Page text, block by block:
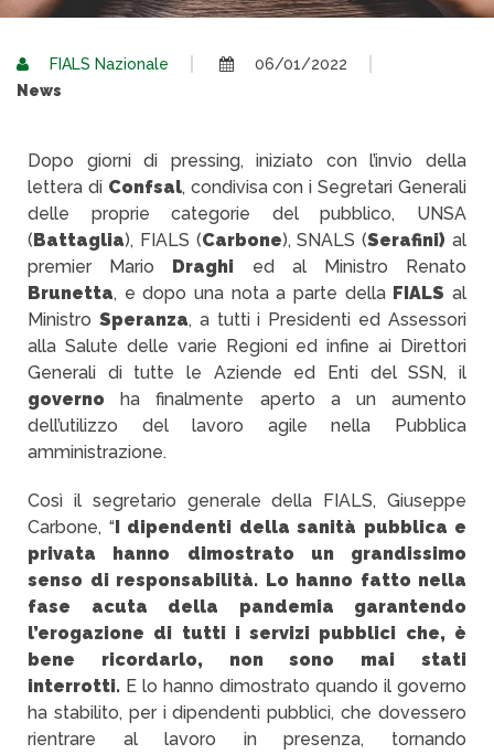
FIALS Nazionale
06/01/2022
News
Dopo giorni di pressing, iniziato con l’invio della
lettera di Confsal, condivisa con i Segretari Generali
delle proprie categorie del pubblico, UNSA
(Battaglia), FIALS (Carbone), SNALS (Serafini)al
premier Mario Draghi ed al Ministro Renato
Brunetta, e dopo una nota a parte della FIALS al
Ministro Speranza, a tutti i Presidenti ed Assessori
alla Salute delle varie Regioni ed infine ai Direttori
Generali di tutte le Aziende ed Enti del SSN, il
governo ha finalmente aperto a un aumento
dell’utilizzo del lavoro agile nella Pubblica
amministrazione.
Così il segretario generale della FIALS, Giuseppe
Carbone, “I dipendenti della sanità pubblica e
privata hanno dimostrato un grandissimo
senso di responsabilità. Lo hanno fatto nella
fase acuta della pandemia garantendo
l’erogazione di tutti i servizi pubblici che, è
bene ricordarlo, non sono mai stati
interrotti. E lo hanno dimostrato quando il governo
ha stabilito, per i dipendenti pubblici, che dovessero
rientrare al lavoro in presenza, tornando